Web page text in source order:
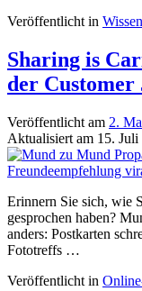
Veröffentlicht in Wissen
Sharing is
der
Veröffentlicht am 2.
Aktualisiert am 15. Juli
Erinnern Sie sich, wie
gesprochen haben?
anders: Postkarten
Fototreffs …
Veröffentlicht in